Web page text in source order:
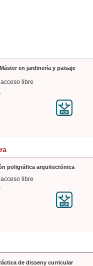
en jardinería y paisaje
libre
poligráfica arquitectónica
libre
de disseny curricular